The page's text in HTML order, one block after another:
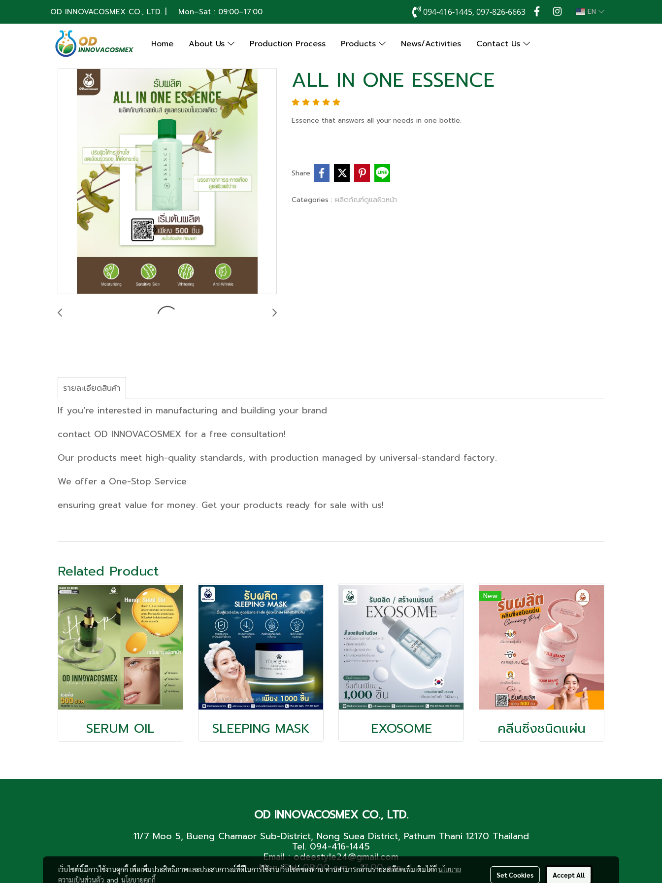
OD INNOVACOSMEX CO., LTD. | Mon–Sat : 09:00–17:00 094-416-1445, 097-826-6663 EN
Home About Us Production Process Products News/Activities Contact Us
ALL IN ONE ESSENCE
Essence that answers all your needs in one bottle.
Share
Categories : ผลิตภัณฑ์ดูแลผิวหน้า
รายละเอียดสินค้า
If you’re interested in manufacturing and building your brand
contact OD INNOVACOSMEX for a free consultation!
Our products meet high-quality standards, with production managed by universal-standard factory.
We offer a One-Stop Service
ensuring great value for money. Get your products ready for sale with us!
Related Product
SERUM OIL SLEEPING MASK EXOSOME
New
คลีนซิ่งชนิดแผ่น
OD INNOVACOSMEX CO., LTD.
11/7 Moo 5, Bueng Chamaor Sub-District, Nong Suea District, Pathum Thani 12170 Thailand
Tel. 094-416-1445
Email : odeestyle24@gmail.com
Mon.-Sat. 09:00 a.m. - 17:00 a.m.
เว็บไซต์นี้มีการใช้งานคุกกี้ เพื่อเพิ่มประสิทธิภาพและประสบการณ์ที่ดีในการใช้งานเว็บไซต์ของท่าน ท่านสามารถอ่านรายละเอียดเพิ่มเติมได้ที่นโยบาย
ความเป็นส่วนตัว and นโยบายคุกกี้
Set Cookies Accept All